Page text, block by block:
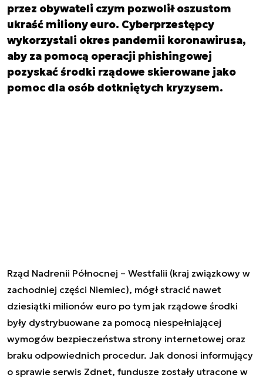
przez obywateli czym pozwolił oszustom
ukraść miliony euro. Cyberprzestępcy
wykorzystali okres pandemii koronawirusa,
aby za pomocą operacji phishingowej
pozyskać środki rządowe skierowane jako
pomoc dla osób dotkniętych kryzysem.
Rząd Nadrenii Północnej – Westfalii (kraj związkowy w
zachodniej części Niemiec), mógł stracić nawet
dziesiątki milionów euro po tym jak rządowe środki
były dystrybuowane za pomocą niespełniającej
wymogów bezpieczeństwa strony internetowej oraz
braku odpowiednich procedur. Jak donosi informujący
o sprawie serwis Zdnet, fundusze zostały utracone w